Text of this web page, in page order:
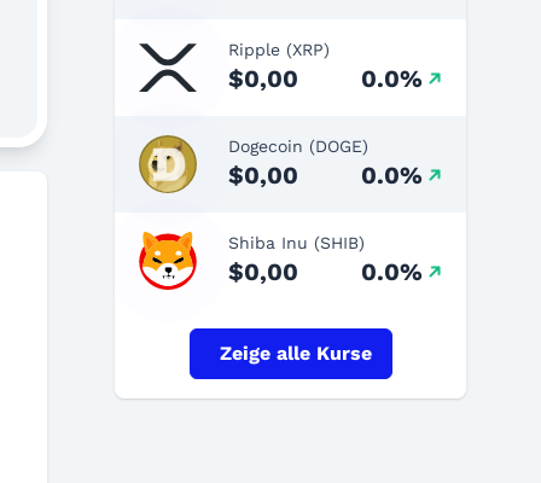
Ripple (XRP)
$0,00 0.0%
Dogecoin (DOGE)
$0,00 0.0%
Shiba Inu (SHIB)
$0,00 0.0%
Zeige alle Kurse